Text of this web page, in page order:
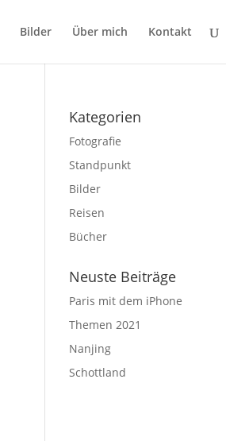
Bilder Über mich Kontakt
Kategorien
Fotografie
Standpunkt
Bilder
Reisen
Bücher
Neuste Beiträge
Paris mit dem iPhone
Themen 2021
Nanjing
Schottland